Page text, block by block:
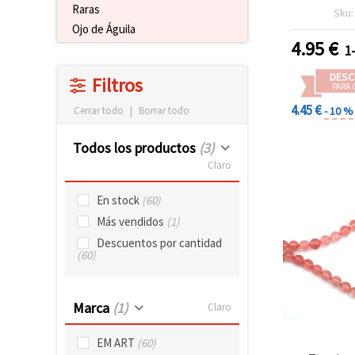
Raras
Ojo de Águila
Filtros
Cerrar todo | Borrar todo
Todos los productos (3)
Claro
En stock (60)
Más vendidos (1)
Descuentos por cantidad
(60)
Marca (1) Claro
EM ART (60)
blancas
mm,
uds,
Sku:
4.95€
PARA
4.45 €- 10 %